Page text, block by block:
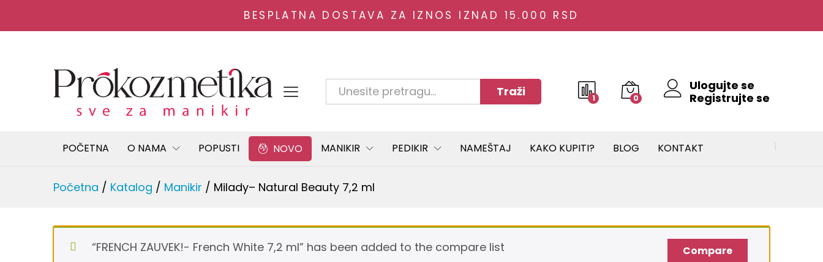
BESPLATNA DOSTAVA ZA IZNOS IZNAD 15.000 RSD
Svi blogovi Traži 1 0
Ulogujte se
Registrujte se
POČETNA O NAMA POPUSTI NOVO MANIKIR PEDIKIR NAMEŠTAJ KAKO KUPITI? BLOG KONTAKT
Početna / Katalog / Manikir / Milady– Natural Beauty 7,2 ml
Compare
“FRENCH ZAUVEK!- French White 7,2 ml” has been added to the compare list
825.00
1,179.00